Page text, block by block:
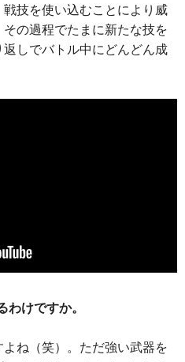
戦技を使い込むことにより威
の過程でたまに新たな技を
しでバトル中にどんどん成
けですか。
ね（笑）。ただ強い武器を